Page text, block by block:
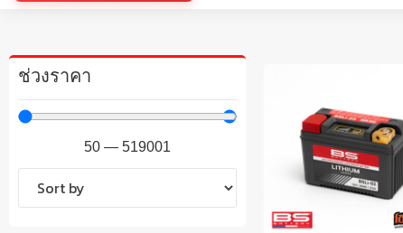
ช่วงราคา
50 —519001